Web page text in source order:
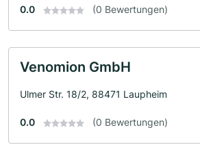
0.0 (0 Bewertungen)
Venomion GmbH
Ulmer Str. 18/2, 88471 Laupheim
0.0 (0 Bewertungen)